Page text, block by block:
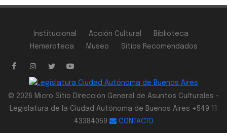
Institucional Acción Cultural
Biblioteca
Hemeroteca
Museo Sitios Recomendados
© 2026 Micro Sitio Dirección General de Asuntos Culturales -
Legislatura de la Ciudad Autónoma de Buenos Aires +549 11
43384059
CONTACTO